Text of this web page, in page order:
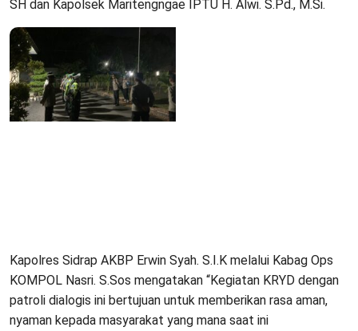
SH dan Kapolsek Maritengngae IPTU H. Alwi. S.Pd., M.Si.
Kapolres Sidrap AKBP Erwin Syah. S.I.K melalui Kabag Ops
KOMPOL Nasri. S.Sos mengatakan “Kegiatan KRYD dengan
patroli dialogis ini bertujuan untuk memberikan rasa aman,
nyaman kepada masyarakat yang mana saat ini